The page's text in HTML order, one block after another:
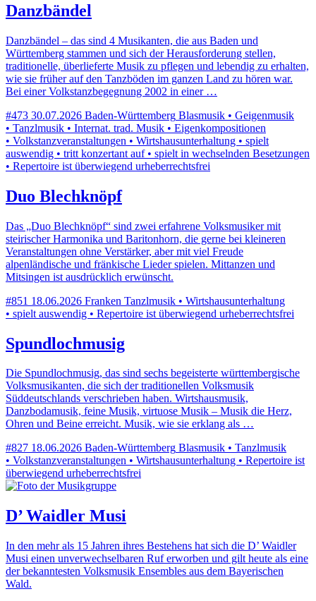
Danzbändel
Danzbändel – das sind 4 Musikanten, die aus Baden und
Württemberg stammen und sich der Herausforderung stellen,
traditionelle, überlieferte Musik zu pflegen und lebendig zu erhalten,
wie sie früher auf den Tanzböden im ganzen Land zu hören war.
Bei einer Volkstanzbegegnung 2002 in einer …
#473 30.07.2026 Baden-Württemberg Blasmusik • Geigenmusik
• Tanzlmusik • Internat. trad. Musik • Eigenkompositionen
• Volkstanzveranstaltungen • Wirtshausunterhaltung • spielt
auswendig • tritt konzertant auf • spielt in wechselnden Besetzungen
• Repertoire ist überwiegend urheberrechtsfrei
Duo Blechknöpf
Das „Duo Blechknöpf“ sind zwei erfahrene Volksmusiker mit
steirischer Harmonika und Baritonhorn, die gerne bei kleineren
Veranstaltungen ohne Verstärker, aber mit viel Freude
alpenländische und fränkische Lieder spielen. Mittanzen und
Mitsingen ist ausdrücklich erwünscht.
#851 18.06.2026 Franken Tanzlmusik • Wirtshausunterhaltung
• spielt auswendig • Repertoire ist überwiegend urheberrechtsfrei
Spundlochmusig
Die Spundlochmusig, das sind sechs begeisterte württembergische
Volksmusikanten, die sich der traditionellen Volksmusik
Süddeutschlands verschrieben haben. Wirtshausmusik,
Danzbodamusik, feine Musik, virtuose Musik – Musik die Herz,
Ohren und Beine erreicht. Musik, wie sie erklang als …
#827 18.06.2026 Baden-Württemberg Blasmusik • Tanzlmusik
• Volkstanzveranstaltungen • Wirtshausunterhaltung • Repertoire ist
überwiegend urheberrechtsfrei
D’ Waidler Musi
In den mehr als 15 Jahren ihres Bestehens hat sich die D’ Waidler
Musi einen unverwechselbaren Ruf erworben und gilt heute als eine
der bekanntesten Volksmusik Ensembles aus dem Bayerischen
Wald.